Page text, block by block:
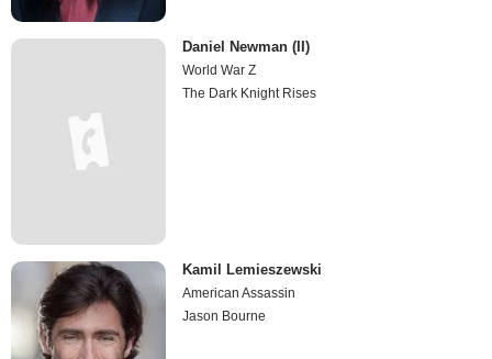
Daniel Newman (II)
World War Z
The Dark Knight Rises
Kamil Lemieszewski
American Assassin
Jason Bourne